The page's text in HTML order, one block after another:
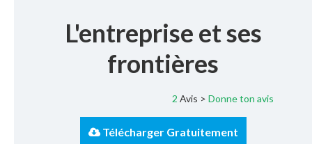
L'entreprise et ses
frontières
2 Avis > Donne ton avis
Télécharger Gratuitement